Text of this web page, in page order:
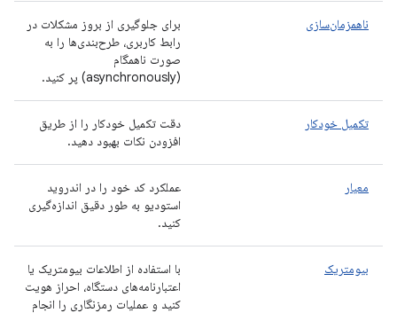
ناهمزمان‌سازی
برای جلوگیری از بروز مشکلات در
رابط کاربری، طرح‌بندی‌ها را به
صورت ناهمگام
(asynchronously) پر کنید.
تکمیل خودکار
دقت تکمیل خودکار را از طریق
افزودن نکات بهبود دهید.
معیار
عملکرد کد خود را در اندروید
استودیو به طور دقیق اندازه‌گیری
کنید.
بیومتریک
با استفاده از اطلاعات بیومتریک یا
اعتبارنامه‌های دستگاه، احراز هویت
کنید و عملیات رمزنگاری را انجام